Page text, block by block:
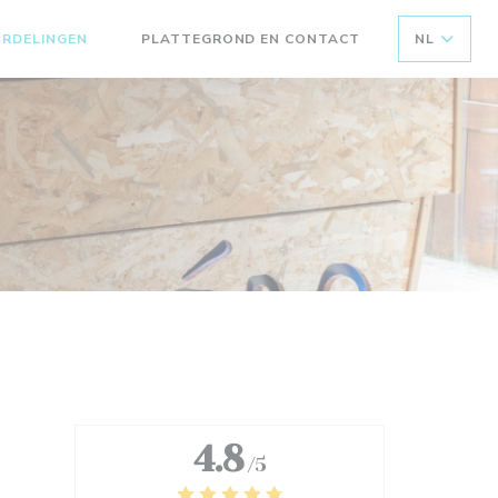
PLATTEGROND EN CONTACT NL
4.8 /5